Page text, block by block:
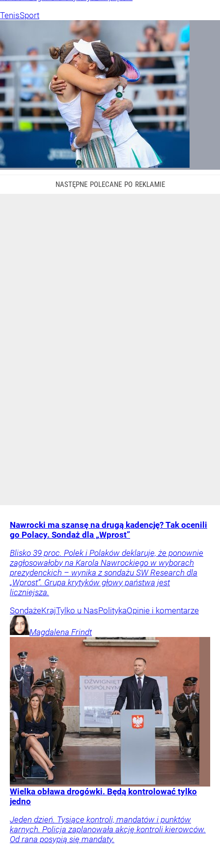
TenisSport
Nawrocki ma szansę na drugą kadencję? Tak ocenili
go Polacy. Sondaż dla „Wprost”
Blisko 39 proc. Polek i Polaków deklaruje, że ponownie
zagłosowałoby na Karola Nawrockiego w wyborach
prezydenckich – wynika z sondażu SW Research dla
„Wprost”. Grupa krytyków głowy państwa jest
liczniejsza.
SondażeKrajTylko u NasPolitykaOpinie i komentarze
Magdalena Frindt
Wielka obława drogówki. Będą kontrolować tylko
jedno
Jeden dzień. Tysiące kontroli, mandatów i punktów
karnych. Policja zaplanowała akcję kontroli kierowców.
Od rana posypią się mandaty.